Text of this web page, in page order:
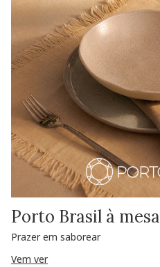
Porto Brasil à mesa
Prazer em saborear
Vem ver